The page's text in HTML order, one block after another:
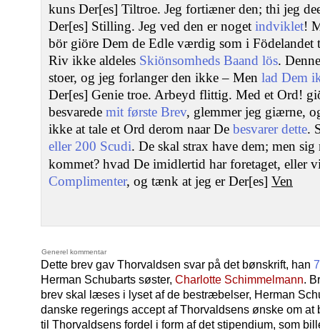
kuns Der[es] Tiltroe. Jeg fortiæner den; thi jeg
Der[es] Stilling. Jeg ved den er noget indviklet!
bör giöre Dem de Edle værdig som i Födelandet
Riv ikke aldeles Skiönsomheds Baand lös.
stoer, og jeg forlanger den ikke – Men lad Dem
Der[es] Genie troe. Arbeyd flittig. Med et Ord!
besvarede mit første Brev, glemmer jeg giærne,
ikke at tale et Ord derom naar De besvarer dette.
eller 200 Scudi. De skal strax have dem; men
kommet? hvad De imidlertid har foretaget, eller
Complimenter, og tænk at jeg er Der[es] Ven
Generel kommentar
Dette brev gav Thorvaldsen svar på det bønskrift, han
Herman Schubarts søster, Charlotte Schimmelmann.
brev skal læses i lyset af de bestræbelser, Herman
danske regerings accept af Thorvaldsens ønske om
til Thorvaldsens fordel i form af det stipendium, som